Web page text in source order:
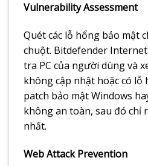
Vulnerability Assessment
Quét các lỗ hổng bảo mật
chuột. Bitdefender
tra PC của người dùng và
không cập nhật hoặc có lỗ
patch bảo mật Windows
không an toàn, sau đó chỉ
nhất.
Web Attack Prevention